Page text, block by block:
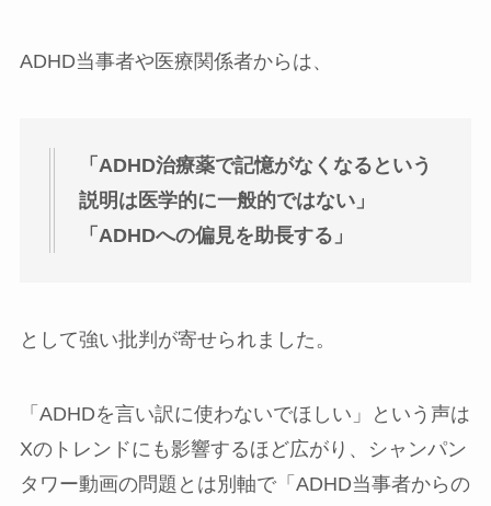
ADHD当事者や医療関係者からは、
「ADHD治療薬で記憶がなくなるという
説明は医学的に一般的ではない」
「ADHDへの偏見を助長する」
として強い批判が寄せられました。
「ADHDを言い訳に使わないでほしい」という声は
Xのトレンドにも影響するほど広がり、シャンパン
タワー動画の問題とは別軸で「ADHD当事者からの